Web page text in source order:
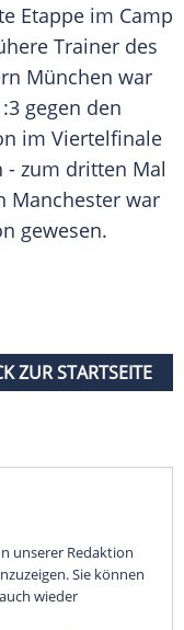
Etappe im Camp
Trainer des
München war
gegen den
im Viertelfinale
- zum dritten Mal
Manchester war
gewesen.
ZUR STARTSEITE
unserer Redaktion
Sie können
wieder